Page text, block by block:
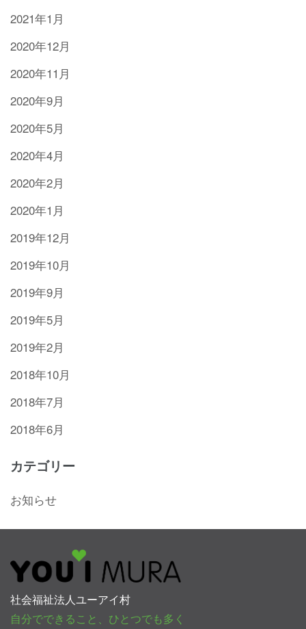
2021年1月
2020年12月
2020年11月
2020年9月
2020年5月
2020年4月
2020年2月
2020年1月
2019年12月
2019年10月
2019年9月
2019年5月
2019年2月
2018年10月
2018年7月
2018年6月
カテゴリー
お知らせ
社会福祉法人ユーアイ村
自分でできること、ひとつでも多く